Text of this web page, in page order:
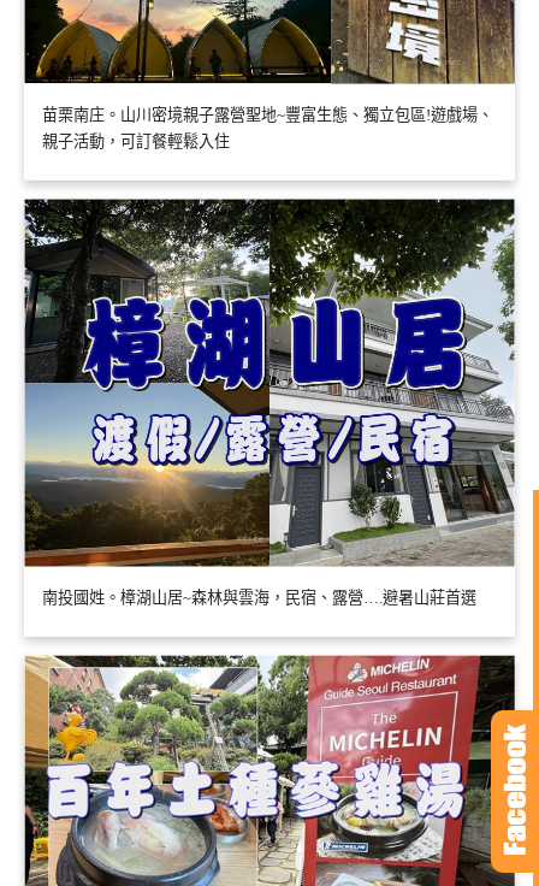
苗栗南庄。山川密境親子露營聖地~豐富生態、獨立包區!遊戲場、
親子活動，可訂餐輕鬆入住
南投國姓。樟湖山居~森林與雲海，民宿、露營….避暑山莊首選